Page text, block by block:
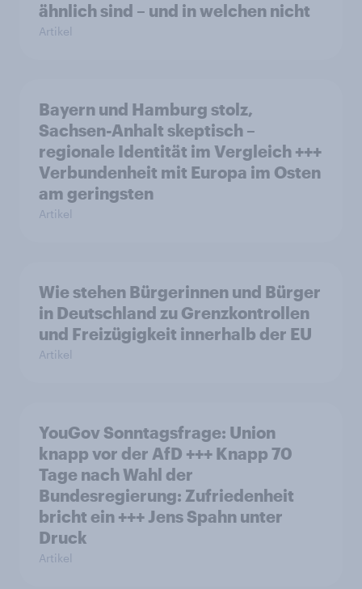
ähnlich sind – und in welchen nicht
Artikel
Bayern und Hamburg stolz,
Sachsen-Anhalt skeptisch –
regionale Identität im Vergleich +++
Verbundenheit mit Europa im Osten
am geringsten
Artikel
Wie stehen Bürgerinnen und Bürger
in Deutschland zu Grenzkontrollen
und Freizügigkeit innerhalb der EU
Artikel
YouGov Sonntagsfrage: Union
knapp vor der AfD +++ Knapp 70
Tage nach Wahl der
Bundesregierung: Zufriedenheit
bricht ein +++ Jens Spahn unter
Druck
Artikel